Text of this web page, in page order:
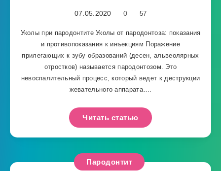
07.05.2020 0 57
Уколы при пародонтите Уколы от пародонтоза: показания
и противопоказания к инъекциям Поражение
прилегающих к зубу образований (десен, альвеолярных
отростков) называется пародонтозом. Это
невоспалительный процесс, который ведет к деструкции
жевательного аппарата….
Читать статью
Пародонтит